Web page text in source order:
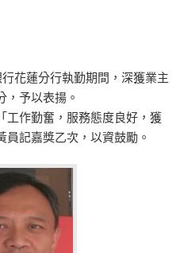
花蓮分行執勤期間，深獲業主
，予以表揚。
工作勤奮，服務態度良好，獲
記嘉獎乙次，以資鼓勵。